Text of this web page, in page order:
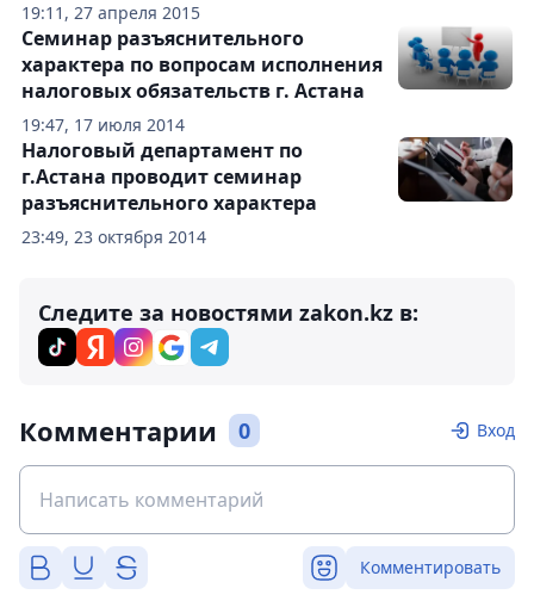
19:11, 27 апреля 2015
19:47, 17 июля 2014
Семинар разъяснительного
характера по вопросам исполнения
налоговых обязательств г. Астана
23:49, 23 октября 2014
Налоговый департамент по
г.Астана проводит семинар
разъяснительного характера
Следите за новостями zakon.kz в:
Комментарии 0 Вход
Комментировать